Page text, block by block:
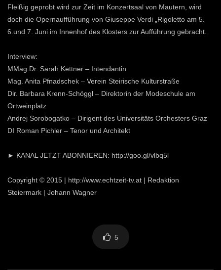
Fleißig geprobt wird zur Zeit im Konzertsaal von Mautern, wird
doch die Opernaufführung von Giuseppe Verdi „Rigoletto am 5.
6.und 7. Juni im Innenhof des Klosters zur Aufführung gebracht.
Interview:
MMag.Dr. Sarah Kettner – Intendantin
Mag. Anita Pfnadschek – Verein Steirische Kulturstraße
Dir. Barbara Krenn-Schöggl – Direktorin der Modeschule am
Ortweinplatz
Andrej Sorobogatko – Dirigent des Universitäts Orchesters Graz
DI Roman Pichler – Tenor und Architekt
► KANAL JETZT ABONNIEREN: http://goo.gl/vlbq5l
Copyright © 2015 | http://www.echtzeit-tv.at | Redaktion
Steiermark | Johann Wagner
5